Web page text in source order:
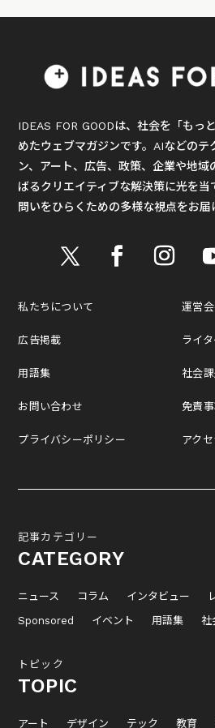
IDEAS FOR GOODは、社会を「もっ
めたウェブマガジンです。AIなどのテ
ン、アート、広告、政策、企業や地域
ばるクリエイティブな解決策に光を
問いをひらくための多様な視点をお届
私たちについて
広告掲載
用語集
お問い合わせ
プライバシーポリシー
運営
ライ
社会
免責
アク
記事カテゴリー
CATEGORY
ニュース コラム インタビュー
Sponsored
イベント 用語集 社
トピック
TOPIC
アート デザイン テック 教育